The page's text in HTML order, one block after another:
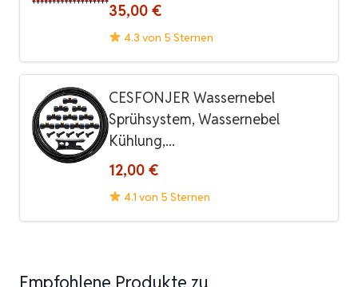
35,00 €
4.3 von 5 Sternen
CESFONJER Wassernebel
Sprühsystem, Wassernebel
Kühlung,...
12,00 €
4.1 von 5 Sternen
Empfohlene Produkte zu